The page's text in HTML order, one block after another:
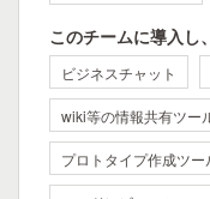
このチームに導入し
ビジネスチャット
wiki等の情報共有ツー
プロトタイプ作成ツー